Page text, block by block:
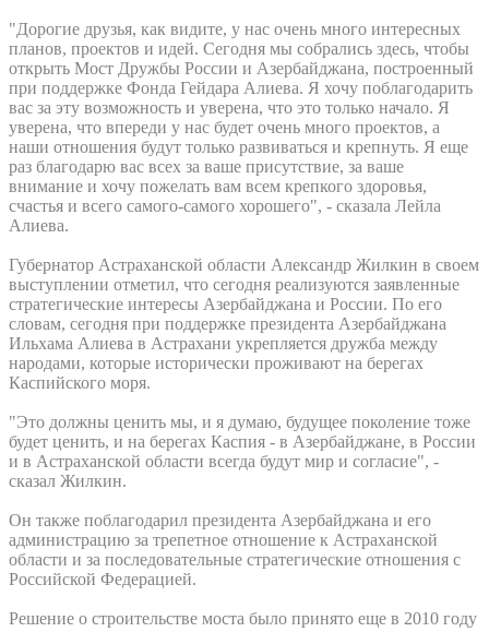
"Дорогие друзья, как видите, у нас очень много интересных
планов, проектов и идей. Сегодня мы собрались здесь, чтобы
открыть Мост Дружбы России и Азербайджана, построенный
при поддержке Фонда Гейдара Алиева. Я хочу поблагодарить
вас за эту возможность и уверена, что это только начало. Я
уверена, что впереди у нас будет очень много проектов, а
наши отношения будут только развиваться и крепнуть. Я еще
раз благодарю вас всех за ваше присутствие, за ваше
внимание и хочу пожелать вам всем крепкого здоровья,
счастья и всего самого-самого хорошего", - сказала Лейла
Алиева.
Губернатор Астраханской области Александр Жилкин в своем
выступлении отметил, что сегодня реализуются заявленные
стратегические интересы Азербайджана и России. По его
словам, сегодня при поддержке президента Азербайджана
Ильхама Алиева в Астрахани укрепляется дружба между
народами, которые исторически проживают на берегах
Каспийского моря.
"Это должны ценить мы, и я думаю, будущее поколение тоже
будет ценить, и на берегах Каспия - в Азербайджане, в России
и в Астраханской области всегда будут мир и согласие", -
сказал Жилкин.
Он также поблагодарил президента Азербайджана и его
администрацию за трепетное отношение к Астраханской
области и за последовательные стратегические отношения с
Российской Федерацией.
Решение о строительстве моста было принято еще в 2010 году